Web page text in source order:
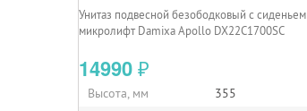
Унитаз подвесной безободковый с сиденьем
микролифт Damixa Apollo DX22C1700SC
14990 ₽
Высота, мм
355